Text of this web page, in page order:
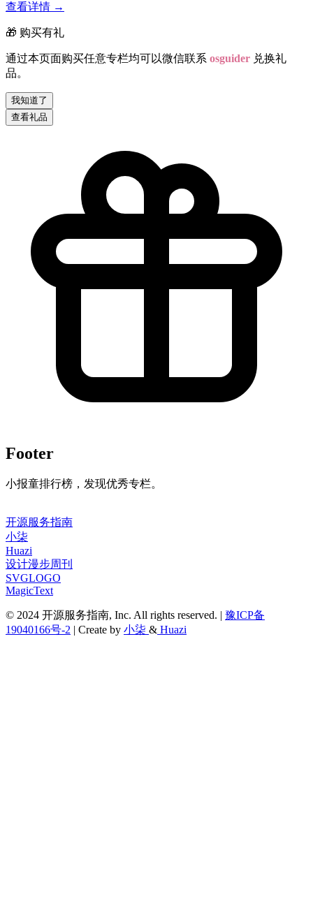
查看详情 →
🎁 购买有礼
通过本页面购买任意专栏均可以微信联系 osguider 兑换礼
品。
我知道了
查看礼品
Footer
小报童排行榜，发现优秀专栏。
开源服务指南
小柒
Huazi
设计漫步周刊
SVGLOGO
MagicText
© 2024 开源服务指南, Inc. All rights reserved. | 豫ICP备
19040166号-2 | Create by 小柒 & Huazi